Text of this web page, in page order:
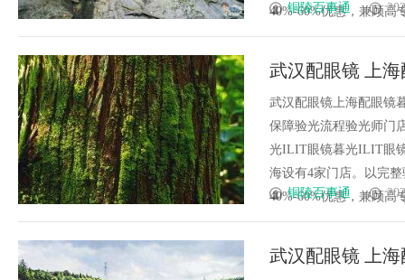
40%-60%优惠，兼顾高
铜陵百事通
武汉配眼镜 上
武汉配眼镜上海配眼镜
保障验光流程验光师门
光ILIT眼镜暮光ILIT眼
海设有4家门店。以完
40%-60%优惠，兼顾高
铜陵百事通
武汉配眼镜 上